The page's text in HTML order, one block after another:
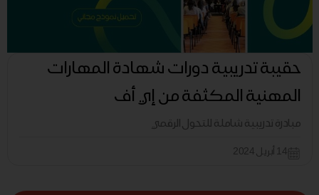
حقيبة تدريبية دورات شهادة المهارات
المهنية المكثفة من إي أف
مبادرة تدريبية شاملة للتحول الرقمي
14 أبريل 2024